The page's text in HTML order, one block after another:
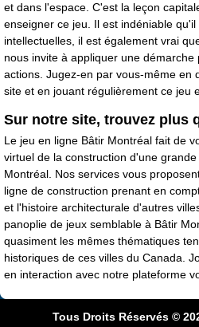
et dans l'espace. C'est la leçon
enseigner ce jeu. Il est indéniable
intellectuelles, il est également vrai
nous invite à appliquer une
actions. Jugez-en par vous-même en
site et en jouant régulièrement ce jeu
Sur notre site, trouvez plus
Le jeu en ligne Bâtir Montréal fait de
virtuel de la construction d'une
Montréal. Nos services vous
ligne de construction prenant en
et l'histoire architecturale d'autres
panoplie de jeux semblable à Bâtir
quasiment les mêmes thématiques
historiques de ces villes du Canada.
en interaction avec notre plateforme
Tous Droits Réservés ©